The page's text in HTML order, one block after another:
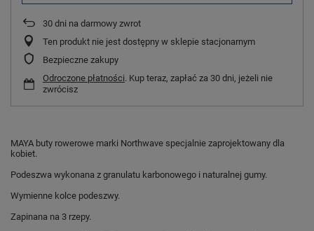
30 dni na darmowy zwrot
Ten produkt nie jest dostępny w sklepie stacjonarnym
Bezpieczne zakupy
Odroczone płatności. Kup teraz, zapłać za 30 dni, jeżeli nie
zwrócisz
MAYA buty rowerowe marki Northwave specjalnie zaprojektowany dla
kobiet.
Podeszwa wykonana z granulatu karbonowego i naturalnej gumy.
Wymienne kolce podeszwy.
Zapinana na 3 rzepy.